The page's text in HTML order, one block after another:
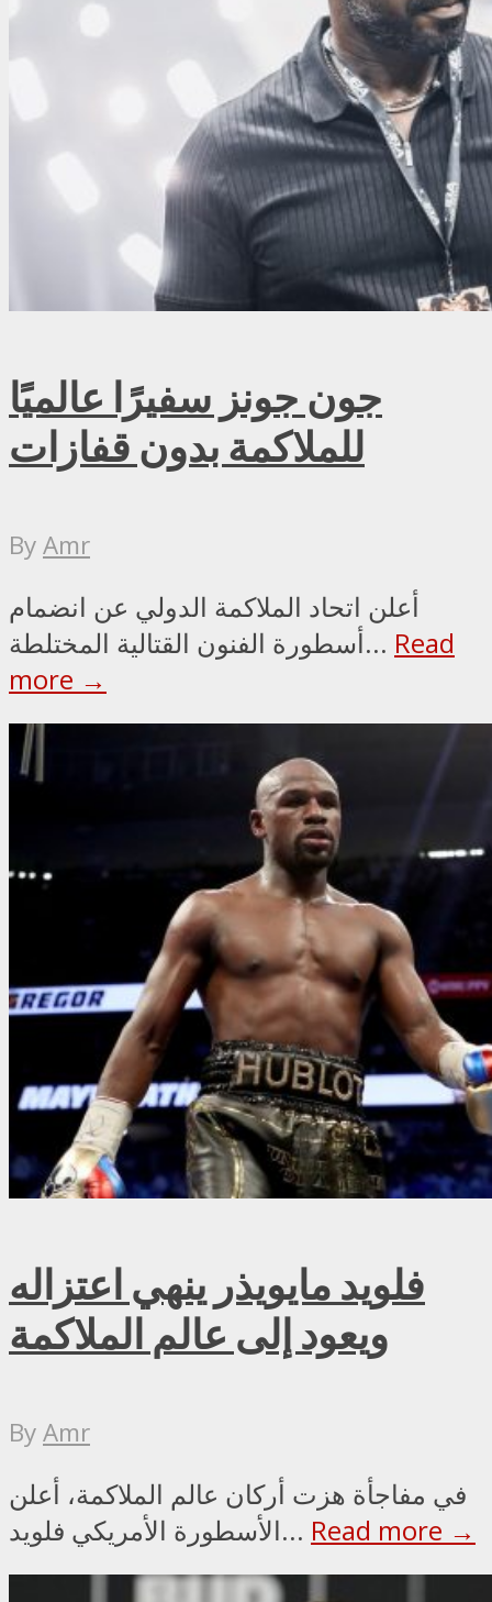
جون جونز سفيرًا عالميًا
للملاكمة بدون قفازات
ByAmr
أعلن اتحاد الملاكمة الدولي عن انضمام
أسطورة الفنون القتالية المختلطة... Read
more →
فلويد مايويذر ينهي اعتزاله
ويعود إلى عالم الملاكمة
ByAmr
في مفاجأة هزت أركان عالم الملاكمة، أعلن
الأسطورة الأمريكي فلويد... Read more →